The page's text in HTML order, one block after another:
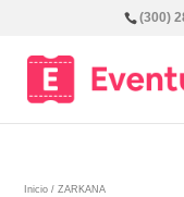
(300)
Inicio / ZARKANA